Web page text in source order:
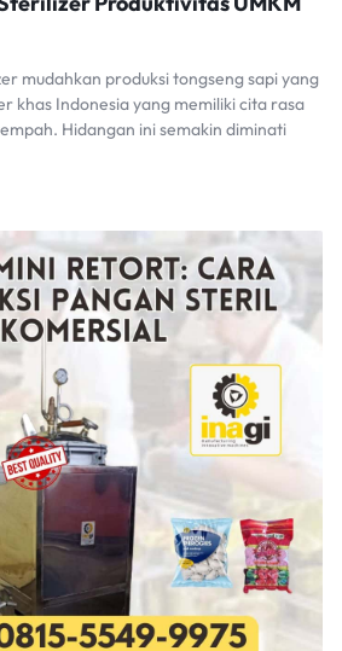
mudahkan produksi tongseng sapi yang
khas Indonesia yang memiliki cita rasa
Hidangan ini semakin diminati